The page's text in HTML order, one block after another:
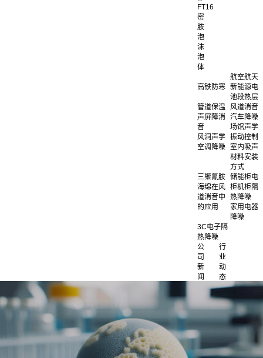
FT16
密
胺
泡
沫
泡
体
航空航天
高铁防寒 新能源电
池段热层
管道保温
风道消音
声屏障消
音
汽车降噪
场馆声学
风洞声学 振动控制
空调降噪 室内吸声
材料安装
方式
三聚氰胺
海绵在风
道消音中
的应用
储能柜电
柜机柜隔
热降噪
家用电器
降噪
3C电子隔
热降噪
公
司
新
闻
行
业
动
态